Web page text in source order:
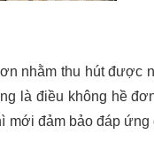
nhằm thu hút được
là điều không hề
mới đảm bảo đáp